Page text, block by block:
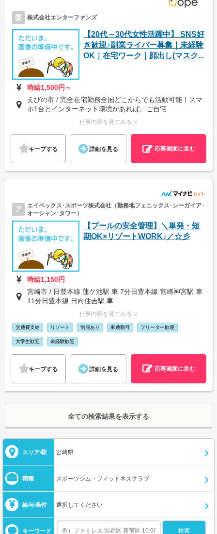
委 株式会社エンターファンズ
【20代～30代女性活躍中】 SNS好
き歓迎♪副業ライバー募集｜未経験
OK｜在宅ワーク｜顔出し(マスク...
時給1,500円～
えびの市 / 完全在宅勤務全国どこからでも活動可能！スマ
ホ1台とインターネット環境があれば、ご自宅...
仕事内容を見てみる ∨
キープする 詳細を見る 応募画面に進む
ア
エイペックス･スポーツ株式会社（勤務地フェニックス･シーガイア･
オーシャン･タワー）
【プールの安全管理】＼単発・短
期OK×リゾートWORK♪／☆彡
時給1,150円
宮崎市 / 日豊本線 蓮ケ池駅 車 7分日豊本線 宮崎神宮駅 車
11分日豊本線 日向住吉駅 車...
仕事内容を見てみる ∨
交通費支給 リゾート 制服あり 車通勤可 フリーター歓迎
大学生歓迎 未経験歓迎
キープする 詳細を見る 応募画面に進む
全ての検索結果を表示する
エリア/駅 宮崎県
職種 スポーツジム・フィットネスクラブ
給与/条件 選択してください
キーワード